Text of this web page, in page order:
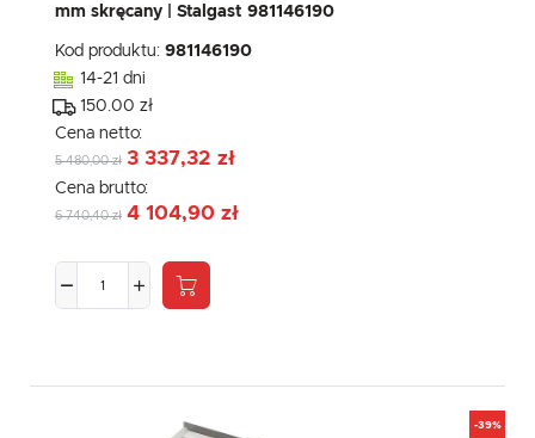
mm skręcany | Stalgast 981146190
Kod produktu: 981146190
14-21 dni
150.00 zł
Cena netto:
5 480,00 zł 3 337,32 zł
Cena brutto:
6 740,40 zł 4 104,90 zł
-39%